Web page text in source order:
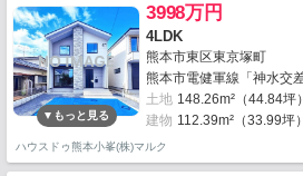
3998万円
4LDK
熊本市東区東京塚町
熊本市電健軍線「神水交
土地 148.26m²（44.84坪）
建物 112.39m²（33.99坪）
ハウスドゥ熊本小峯(株)マルク